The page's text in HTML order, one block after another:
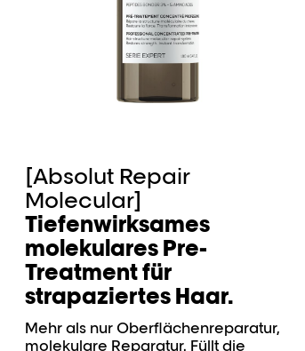
[Absolut Repair
Molecular]
Tiefenwirksames
molekulares Pre-
Treatment für
strapaziertes Haar.
Mehr als nur Oberflächenreparatur,
molekulare Reparatur.​ Füllt die